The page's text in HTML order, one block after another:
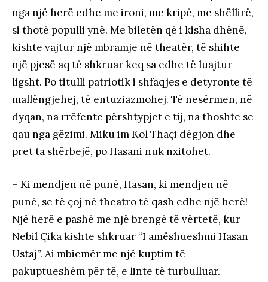
nga një herë edhe me ironi, me kripë, me shëllirë,
si thotë populli ynë. Me biletën që i kisha dhënë,
kishte vajtur një mbramje në theatër, të shihte
një pjesë aq të shkruar keq sa edhe të luajtur
ligsht. Po titulli patriotik i shfaqjes e detyronte të
mallëngjehej, të entuziazmohej. Të nesërmen, në
dyqan, na rrëfente përshtypjet e tij, na thoshte se
qau nga gëzimi. Miku im Kol Thaçi dëgjon dhe
pret ta shërbejë, po Hasani nuk nxitohet.
– Ki mendjen në punë, Hasan, ki mendjen në
punë, se të çoj në theatro të qash edhe një herë!
Një herë e pashë me një brengë të vërtetë, kur
Nebil Çika kishte shkruar “I amëshueshmi Hasan
Ustaj”. Ai mbiemër me një kuptim të
pakuptueshëm për të, e linte të turbulluar.